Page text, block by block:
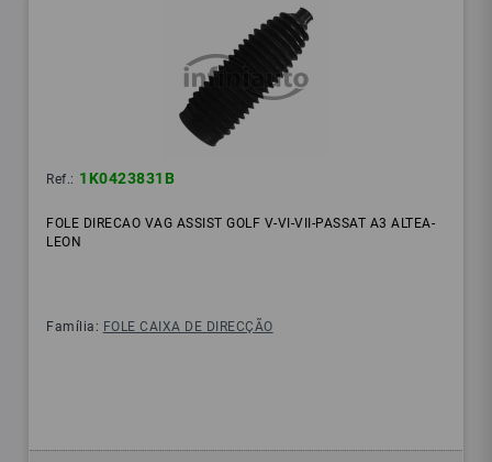
Ref.: 1K0423831B
FOLE DIRECAO VAG ASSIST GOLF V-VI-VII-PASSAT A3 ALTEA-
LEON
Família: FOLE CAIXA DE DIRECÇÃO